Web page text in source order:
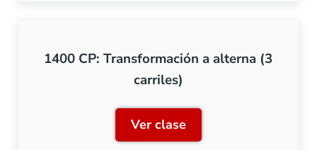
1400 CP: Transformación a alterna (3
carriles)
Ver clase1400 CP: Transformación